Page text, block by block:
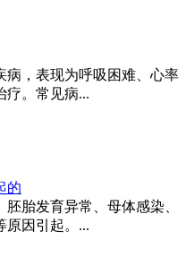
病，表现为呼吸困难、心率
疗。常见病...
的
胎发育异常、母体感染、
原因引起。...